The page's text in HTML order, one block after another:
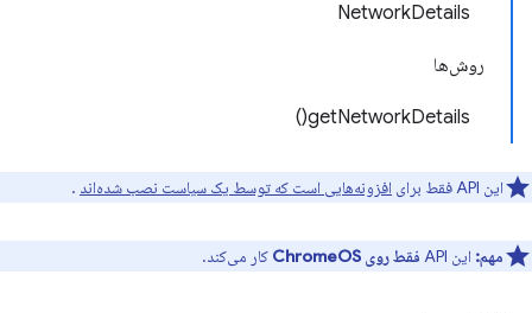
NetworkDetails
روش‌ها
getNetworkDetails()
این API فقط برای افزونه‌هایی است که توسط یک سیاست نصب شده‌اند .
مهم: این API فقط روی ChromeOS کار می‌کند.